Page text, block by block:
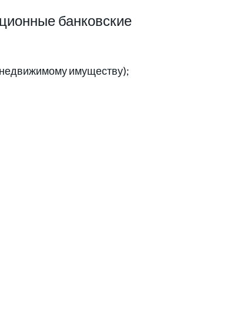
банковские
имуществу);